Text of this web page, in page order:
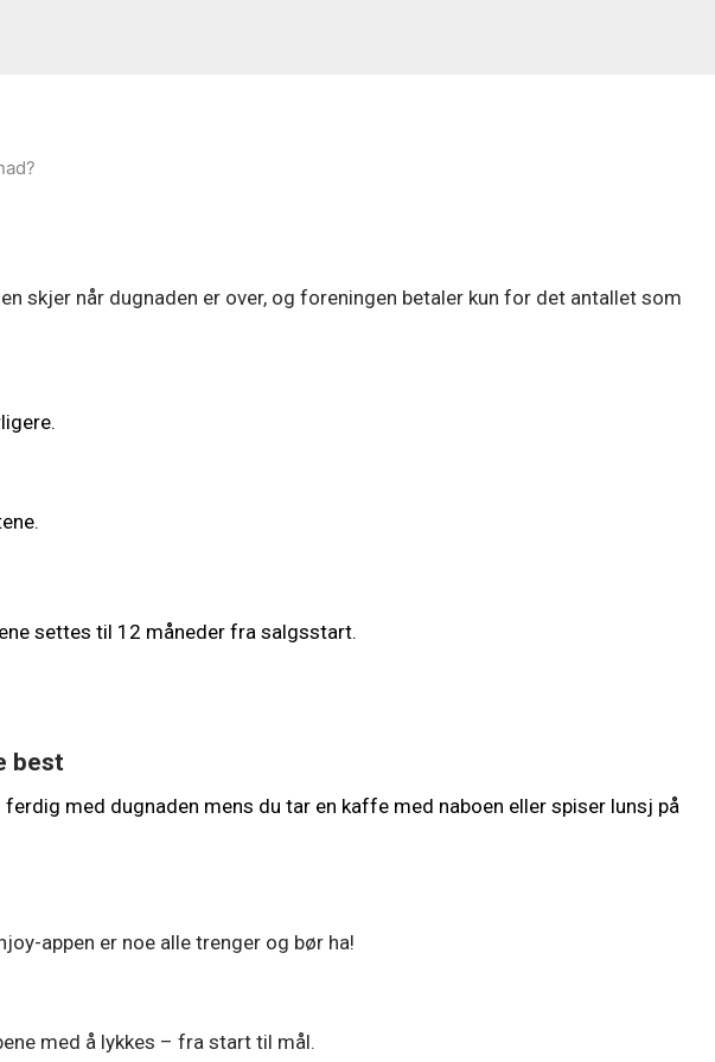
skjer når dugnaden er over, og foreningen betaler kun for det antallet som
settes til 12 måneder fra salgsstart.
best
med dugnaden mens du tar en kaffe med naboen eller spiser lunsj på
appen er noe alle trenger og bør ha!
med å lykkes – fra start til mål.